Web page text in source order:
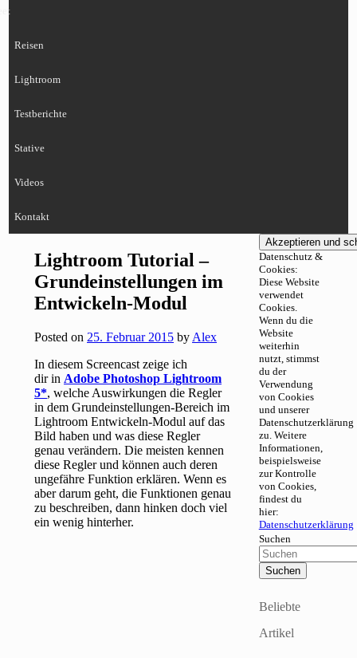
Reisen
Lightroom
Testberichte
Stative
Videos
Kontakt
Lightroom Tutorial –
Grundeinstellungen im
Entwickeln-Modul
Posted on 25. Februar 2015 by Alex
In diesem Screencast zeige ich
dir in Adobe Photoshop Lightroom
5 , welche Auswirkungen die Regler
in dem Grundeinstellungen-Bereich im
Lightroom Entwickeln-Modul auf das
Bild haben und was diese Regler
genau verändern. Die meisten kennen
diese Regler und können auch deren
ungefähre Funktion erklären. Wenn es
aber darum geht, die Funktionen genau
zu beschreiben, dann hinken doch viel
ein wenig hinterher.
Datenschutz &
Cookies:
Diese Website
verwendet
Cookies.
Wenn du die
Website
weiterhin
nutzt, stimmst
du der
Verwendung
von Cookies
und unserer
Datenschutzerklärung
zu. Weitere
Informationen,
beispielsweise
zur Kontrolle
von Cookies,
findest du
hier:
Datenschutzerklärung
Suchen
Beliebte
Artikel